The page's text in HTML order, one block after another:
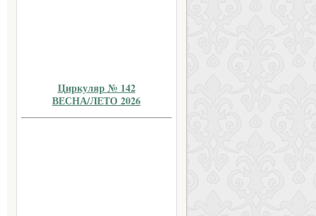
Циркуляр № 142
ВЕСНА/ЛЕТО 2026